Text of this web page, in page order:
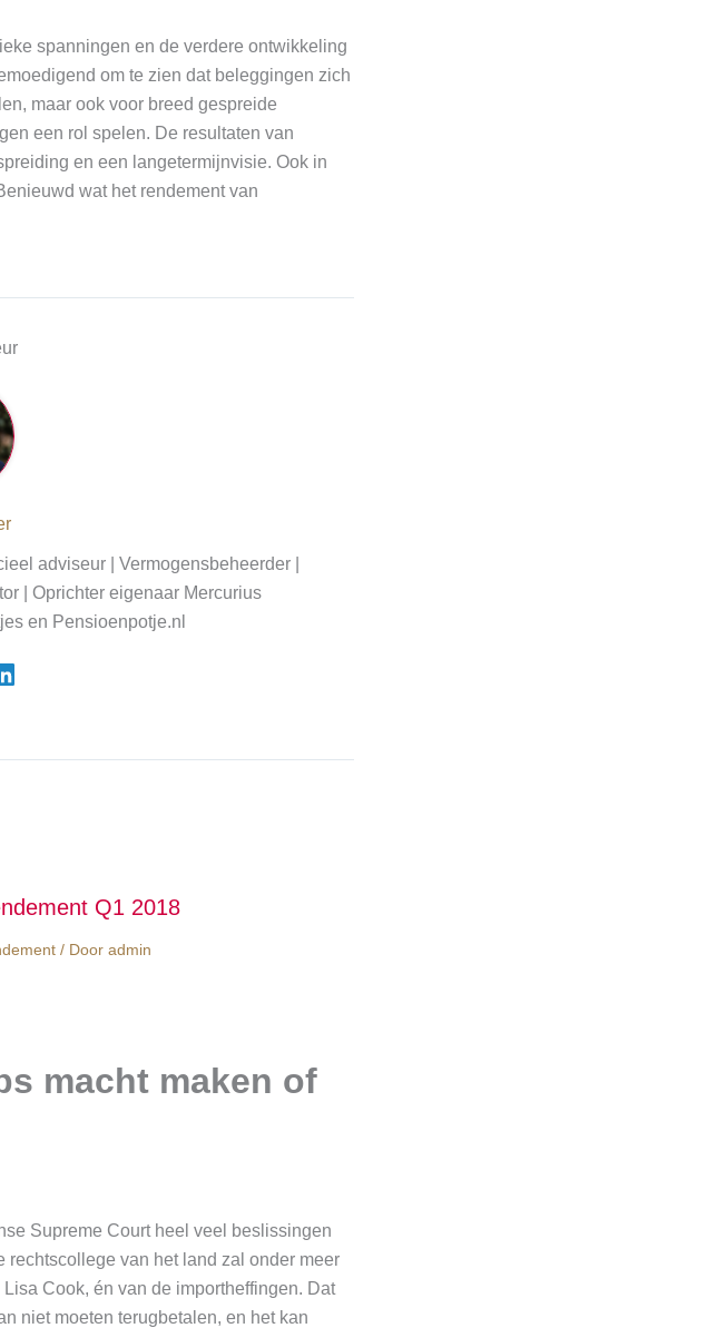
spanningen en de verdere ontwikkeling
om te zien dat beleggingen zich
maar ook voor breed gespreide
een rol spelen. De resultaten van
en een langetermijnvisie. Ook in
wat het rendement van
adviseur | Vermogensbeheerder |
| Oprichter eigenaar Mercurius
en Pensioenpotje.nl
Q1 2018
/ Door admin
macht maken of
Supreme Court heel veel beslissingen
van het land zal onder meer
Cook, én van de importheffingen. Dat
niet moeten terugbetalen, en het kan